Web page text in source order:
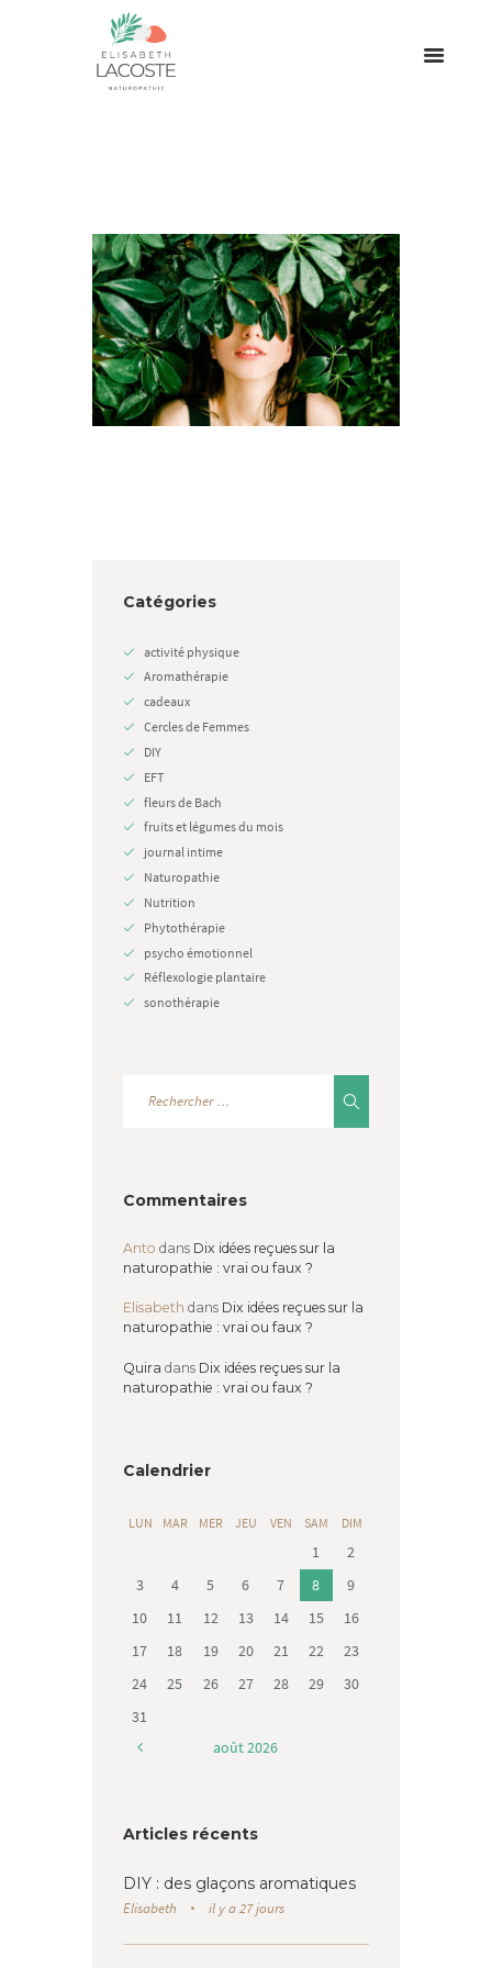
Dix idées reçues sur la
naturopathie : vrai ou faux ?
Catégories
activité physique
Aromathérapie
cadeaux
Cercles de Femmes
DIY
EFT
fleurs de Bach
fruits et légumes du mois
journal intime
Naturopathie
Nutrition
Phytothérapie
psycho émotionnel
Réflexologie plantaire
sonothérapie
Commentaires
Anto dans Dix idées reçues sur la
naturopathie : vrai ou faux ?
Elisabeth dans Dix idées reçues sur la
naturopathie : vrai ou faux ?
Quira dans Dix idées reçues sur la
naturopathie : vrai ou faux ?
Calendrier
LUN MAR MER JEU VEN SAM DIM
1
2
3
4 5 6 7 8
9
10
11 12 13 14 15
16
17
18 19 20 21 22
23
24
25 26 27 28 29
30
31
août2026
Articles récents
DIY : des glaçons aromatiques
Elisabeth il y a 27 jours